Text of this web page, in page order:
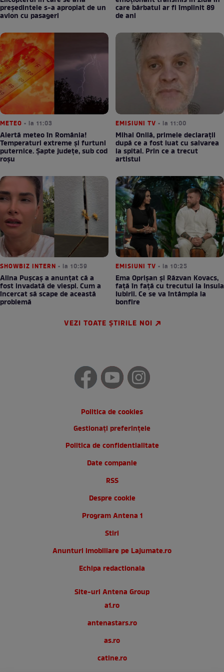
președintele s-a apropiat de un
avion cu pasageri
care bărbatul ar fi împlinit 89
de ani
METEO • la 11:03
Alertă meteo în România!
Temperaturi extreme și furtuni
puternice. Șapte județe, sub cod
roșu
EMISIUNI TV • la 11:00
Mihai Onilă, primele declarații
după ce a fost luat cu salvarea
la spital. Prin ce a trecut
artistul
SHOWBIZ INTERN • la 10:59
Alina Pușcaș a anunțat că a
fost invadată de viespi. Cum a
încercat să scape de această
problemă
EMISIUNI TV • la 10:25
Ema Oprișan și Răzvan Kovacs,
față în față cu trecutul la Insula
Iubirii. Ce se va întâmpla la
bonfire
VEZI TOATE ȘTIRILE NOI
Politica de cookies
Gestionați preferințele
Politica de confidentialitate
Date companie
RSS
Despre cookie
Program Antena 1
Stiri
Anunturi imobiliare pe Lajumate.ro
Echipa redactionala
Site-uri Antena Group
a1.ro
antenastars.ro
as.ro
catine.ro